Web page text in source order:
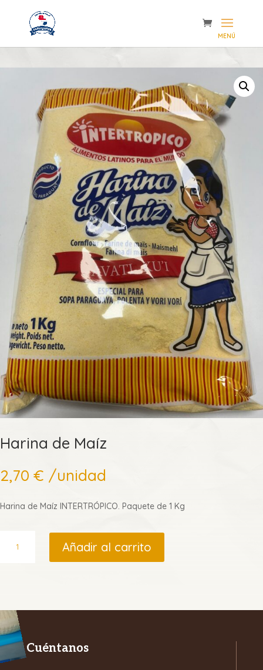
Harina de Maíz
2,70 € /unidad
Harina de Maíz INTERTRÓPICO. Paquete de 1 Kg
Añadir al carrito
Cuéntanos